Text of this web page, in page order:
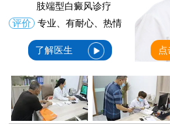
肢端型白癜风诊疗
评价
专业、有耐心、热情
了解医生